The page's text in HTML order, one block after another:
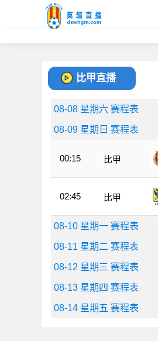
比甲直播
08-08 星期六 赛程表
08-09 星期日 赛程表
00:15 比甲
02:45 比甲
08-10 星期一 赛程表
08-11 星期二 赛程表
08-12 星期三 赛程表
08-13 星期四 赛程表
08-14 星期五 赛程表